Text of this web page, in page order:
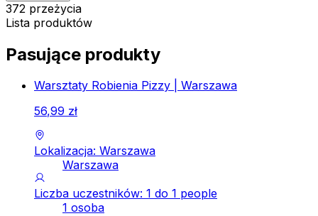
372 przeżycia
Lista produktów
Pasujące produkty
Warsztaty Robienia Pizzy | Warszawa
56,99 zł
Lokalizacja: Warszawa
Warszawa
Liczba uczestników: 1 do 1 people
1 osoba